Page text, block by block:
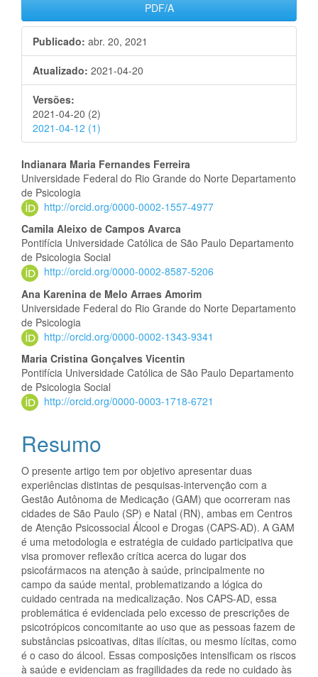
PDF/A
Publicado: abr. 20, 2021
Atualizado: 2021-04-20
Versões:
2021-04-20 (2)
2021-04-12 (1)
Conteúdo
do
artigo
principal
Indianara Maria Fernandes Ferreira
Universidade Federal do Rio Grande do Norte Departamento
de Psicologia
http://orcid.org/0000-0002-1557-4977
Camila Aleixo de Campos Avarca
Pontifícia Universidade Católica de São Paulo Departamento
de Psicologia Social
http://orcid.org/0000-0002-8587-5206
Ana Karenina de Melo Arraes Amorim
Universidade Federal do Rio Grande do Norte Departamento
de Psicologia
http://orcid.org/0000-0002-1343-9341
Maria Cristina Gonçalves Vicentin
Pontifícia Universidade Católica de São Paulo Departamento
de Psicologia Social
http://orcid.org/0000-0003-1718-6721
Resumo
O presente artigo tem por objetivo apresentar duas
experiências distintas de pesquisas-intervenção com a
Gestão Autônoma de Medicação (GAM) que ocorreram nas
cidades de São Paulo (SP) e Natal (RN), ambas em Centros
de Atenção Psicossocial Álcool e Drogas (CAPS-AD). A GAM
é uma metodologia e estratégia de cuidado participativa que
visa promover reflexão crítica acerca do lugar dos
psicofármacos na atenção à saúde, principalmente no
campo da saúde mental, problematizando a lógica do
cuidado centrada na medicalização. Nos CAPS-AD, essa
problemática é evidenciada pelo excesso de prescrições de
psicotrópicos concomitante ao uso que as pessoas fazem de
substâncias psicoativas, ditas ilícitas, ou mesmo lícitas, como
é o caso do álcool. Essas composições intensificam os riscos
à saúde e evidenciam as fragilidades da rede no cuidado às